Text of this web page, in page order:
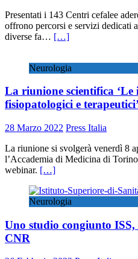
Presentati i 143 Centri cefalee
offrono percorsi e servizi dedicati
diverse fa… […]
Neurologia
La riunione scientifica ‘Le
fisiopatologici e terapeutici’
28 Marzo 2022 Press Italia
La riunione si svolgerà venerdì 8
l’Accademia di Medicina di
webinar. […]
Neurologia
Uno studio congiunto
CNR